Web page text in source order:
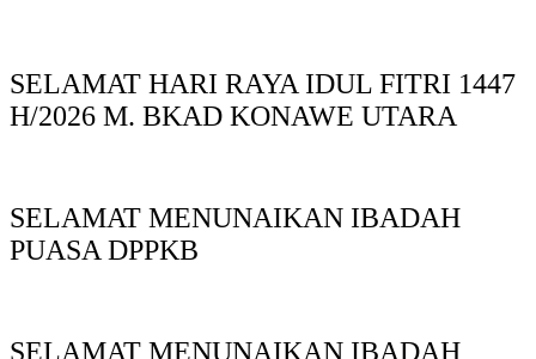
SELAMAT HARI RAYA IDUL FITRI 1447
H/2026 M. BKAD KONAWE UTARA
SELAMAT MENUNAIKAN IBADAH
PUASA DPPKB
SELAMAT MENUNAIKAN IBADAH